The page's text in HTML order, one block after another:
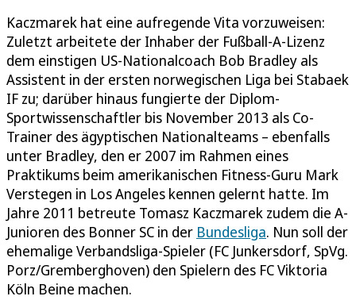
Kaczmarek hat eine aufregende Vita vorzuweisen:
Zuletzt arbeitete der Inhaber der Fußball-A-Lizenz
dem einstigen US-Nationalcoach Bob Bradley als
Assistent in der ersten norwegischen Liga bei Stabaek
IF zu; darüber hinaus fungierte der Diplom-
Sportwissenschaftler bis November 2013 als Co-
Trainer des ägyptischen Nationalteams – ebenfalls
unter Bradley, den er 2007 im Rahmen eines
Praktikums beim amerikanischen Fitness-Guru Mark
Verstegen in Los Angeles kennen gelernt hatte. Im
Jahre 2011 betreute Tomasz Kaczmarek zudem die A-
Junioren des Bonner SC in der Bundesliga. Nun soll der
ehemalige Verbandsliga-Spieler (FC Junkersdorf, SpVg.
Porz/Gremberghoven) den Spielern des FC Viktoria
Köln Beine machen.